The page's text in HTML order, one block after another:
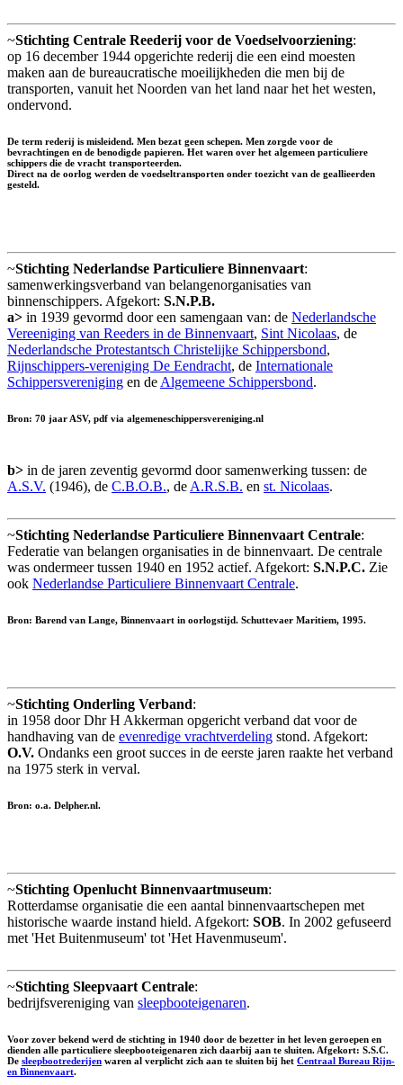
~Stichting Centrale Reederij voor de Voedselvoorziening:
op 16 december 1944 opgerichte rederij die een eind moesten
maken aan de bureaucratische moeilijkheden die men bij de
transporten, vanuit het Noorden van het land naar het het westen,
ondervond.
De term rederij is misleidend. Men bezat geen schepen. Men zorgde voor de
bevrachtingen en de benodigde papieren. Het waren over het algemeen particuliere
schippers die de vracht transporteerden.
Direct na de oorlog werden de voedseltransporten onder toezicht van de geallieerden
gesteld.
~Stichting Nederlandse Particuliere Binnenvaart:
samenwerkingsverband van belangenorganisaties van
binnenschippers. Afgekort: S.N.P.B.
a> in 1939 gevormd door een samengaan van: de Nederlandsche
Vereeniging van Reeders in de Binnenvaart, Sint Nicolaas, de
Nederlandsche Protestantsch Christelijke Schippersbond,
Rijnschippers-vereniging De Eendracht, de Internationale
Schippersvereniging en de Algemeene Schippersbond.
Bron: 70 jaar ASV, pdf via algemeneschippersvereniging.nl
b> in de jaren zeventig gevormd door samenwerking tussen: de
A.S.V. (1946), de C.B.O.B., de A.R.S.B. en st. Nicolaas.
~Stichting Nederlandse Particuliere Binnenvaart Centrale:
Federatie van belangen organisaties in de binnenvaart. De centrale
was ondermeer tussen 1940 en 1952 actief. Afgekort: S.N.P.C. Zie
ook Nederlandse Particuliere Binnenvaart Centrale.
Bron: Barend van Lange, Binnenvaart in oorlogstijd. Schuttevaer Maritiem, 1995.
~Stichting Onderling Verband:
in 1958 door Dhr H Akkerman opgericht verband dat voor de
handhaving van de evenredige vrachtverdeling stond. Afgekort:
O.V. Ondanks een groot succes in de eerste jaren raakte het verband
na 1975 sterk in verval.
Bron: o.a. Delpher.nl.
~Stichting Openlucht Binnenvaartmuseum:
Rotterdamse organisatie die een aantal binnenvaartschepen met
historische waarde instand hield. Afgekort: SOB. In 2002 gefuseerd
met 'Het Buitenmuseum' tot 'Het Havenmuseum'.
~Stichting Sleepvaart Centrale:
bedrijfsvereniging van sleepbooteigenaren.
Voor zover bekend werd de stichting in 1940 door de bezetter in het leven geroepen en
dienden alle particuliere sleepbooteigenaren zich daarbij aan te sluiten. Afgekort: S.S.C.
De sleepbootrederijen waren al verplicht zich aan te sluiten bij het Centraal Bureau Rijn-
en Binnenvaart.